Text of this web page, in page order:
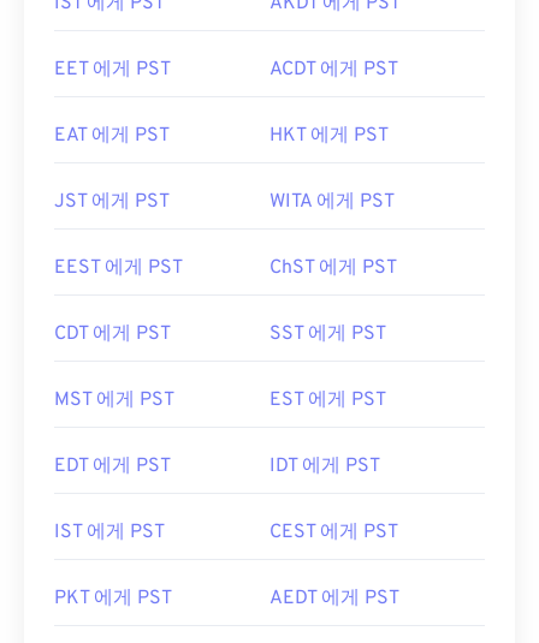
EET 에게 PST ACDT 에게 PST
EAT 에게 PST HKT 에게 PST
JST 에게 PST WITA 에게 PST
EEST 에게 PST ChST 에게 PST
CDT 에게 PST SST 에게 PST
MST 에게 PST EST 에게 PST
EDT 에게 PST IDT 에게 PST
IST 에게 PST CEST 에게 PST
PKT 에게 PST AEDT 에게 PST